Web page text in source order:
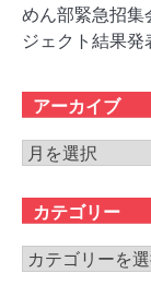
めん部緊急招
ジェクト結果発
アーカイブ
ア
カ
イ
ブ
カテゴリー
カ